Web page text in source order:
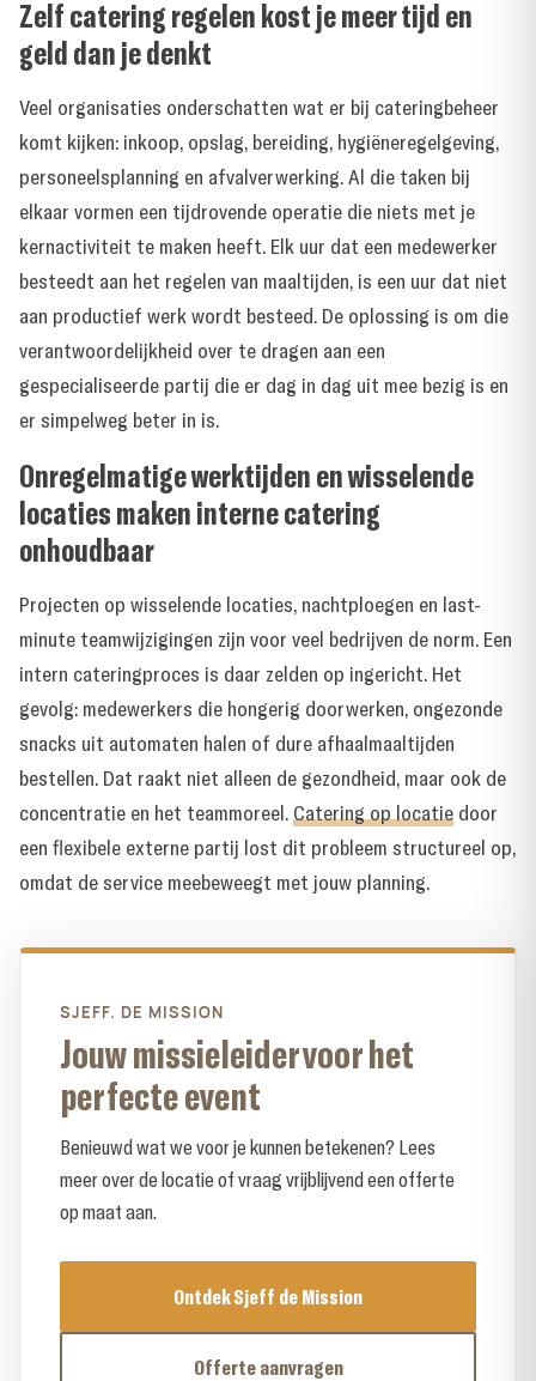
Zelf catering regelen kost je meer tijd en
geld dan je denkt
Veel organisaties onderschatten wat er bij cateringbeheer
komt kijken: inkoop, opslag, bereiding, hygiëneregelgeving,
personeelsplanning en afvalverwerking. Al die taken bij
elkaar vormen een tijdrovende operatie die niets met je
kernactiviteit te maken heeft. Elk uur dat een medewerker
besteedt aan het regelen van maaltijden, is een uur dat niet
aan productief werk wordt besteed. De oplossing is om die
verantwoordelijkheid over te dragen aan een
gespecialiseerde partij die er dag in dag uit mee bezig is en
er simpelweg beter in is.
Onregelmatige werktijden en wisselende
locaties maken interne catering
onhoudbaar
Projecten op wisselende locaties, nachtploegen en last-
minute teamwijzigingen zijn voor veel bedrijven de norm. Een
intern cateringproces is daar zelden op ingericht. Het
gevolg: medewerkers die hongerig doorwerken, ongezonde
snacks uit automaten halen of dure afhaalmaaltijden
bestellen. Dat raakt niet alleen de gezondheid, maar ook de
concentratie en het teammoreel.Catering op locatie door
een flexibele externe partij lost dit probleem structureel op,
omdat de service meebeweegt met jouw planning.
SJEFF. DE MISSION
Jouw missieleider voor het
perfecte event
Benieuwd wat we voor je kunnen betekenen? Lees
meer over de locatie of vraag vrijblijvend een offerte
op maat aan.
Ontdek Sjeff de Mission
Offerte aanvragen